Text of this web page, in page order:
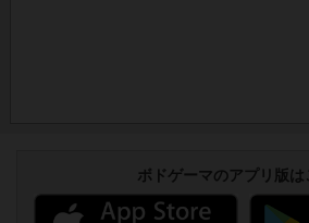
ボドゲーマのアプリ版は